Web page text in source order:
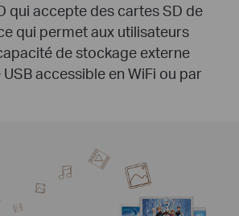
qui accepte des cartes SD de
qui permet aux utilisateurs
de stockage externe
accessible en WiFi ou par